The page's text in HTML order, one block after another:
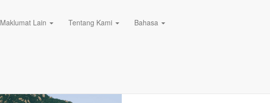
Maklumat Lain Tentang Kami Bahasa